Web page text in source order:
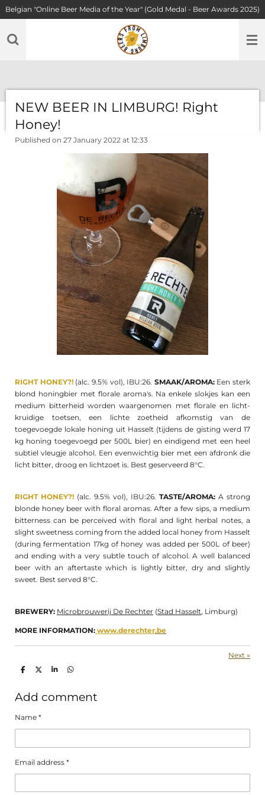
Skip
main
content
Belgian "Online Beer Media of the Year" (Gold Medal - Beer Awards 2025)
NEW BEER IN LIMBURG! Right
Honey!
Published on 27 January 2022 at 12:33
RIGHT HONEY?! (alc. 9.5% vol), IBU:26. SMAAK/AROMA:Een sterk
blond honingbier met florale aroma's. Na enkele slokjes kan een
medium bitterheid worden waargenomen met florale en licht-
kruidige toetsen, een lichte zoetheid afkomstig van de
toegevoegde lokale honing uit Hasselt (tijdens de gisting werd 17
kg honing toegevoegd per 500L bier) en eindigend met een heel
subtiel vleugje alcohol. Een evenwichtig bier met een afdronk die
licht bitter, droog en lichtzoet is. Best geserveerd 8°C.
RIGHT HONEY?! (alc. 9.5% vol), IBU:26. TASTE/AROMA: A strong
blonde honey beer with floral aromas. After a few sips, a medium
bitterness can be perceived with floral and light herbal notes, a
slight sweetness coming from the added local honey from Hasselt
(during fermentation 17kg of honey was added per 500L of beer)
and ending with a very subtle touch of alcohol. A well balanced
beer with an aftertaste which is lightly bitter, dry and slightly
sweet. Best served 8°C.
BREWERY: Microbrouwerij De Rechter (Stad Hasselt, Limburg)
MORE INFORMATION: www.derechter.be
Next »
S
e
S
S
e
S
e
Add comment
Name *
Email address *